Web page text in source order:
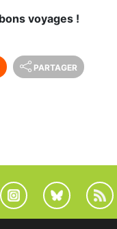
voyages !
PARTAGER